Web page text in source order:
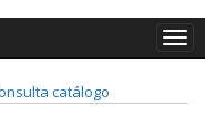
catálogo